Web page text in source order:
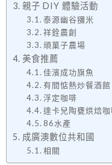
親子 DIY 體驗活動
泰源幽谷獼米
祥銓農創
頑菓子農場
美食推薦
佳濱成功旗魚
有間惦熱炒餐酒館
浮定咖啡
達卡兒陶甕烘焙
86水產
成廣澳數位共和國
相關